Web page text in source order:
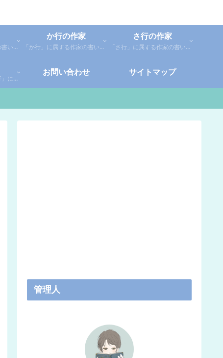
「あ行」に属する作家の書いた本の感想です。「あ」「い」「う」「え」「お」に分類しているので、お好きな作家の作品を探してみてください。
か行の作家
「か行」に属する作家の書いた本の感想です。さらに「か」「き」「く」「け」「こ」に分類していあります。お好きな作家の作品を探してみてください。
さ行の作家
「さ行」に属する作家の書いた本の感想です。さらに「さ」「し」「す」「せ」「そ」に分類していあります。お好きな作家の作品を探してみてください。
「や行」「ら行」「わ行」に属する作家の書いた本の感想です。さらに「や」「ゆ」「よ」「り」「れ」「わ」に分類していあります。お好きな作家の作品を探してみてください。
お問い合わせ サイトマップ
管理人